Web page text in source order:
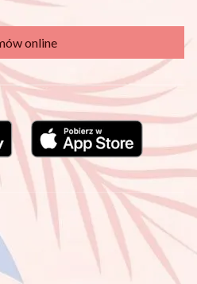
online
Ustawienia ciasteczek|
dostępności
w swojej firmie!